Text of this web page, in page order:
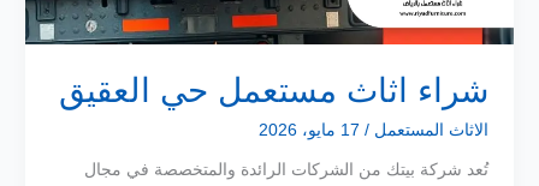
شراء اثاث مستعمل حي العقيق
الاثاث المستعمل / 17 مايو، 2026
تُعد شركة بيتك من الشركات الرائدة والمتخصصة في مجال